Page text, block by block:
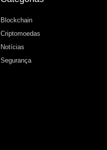
Blockchain
Criptomoedas
Notícias
Segurança